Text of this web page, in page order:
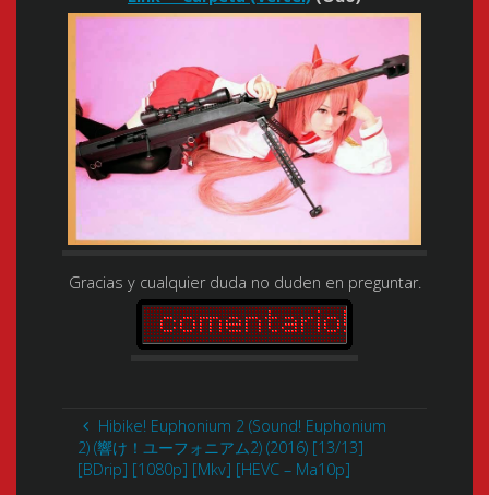
Gracias y cualquier duda no duden en preguntar.
Hibike! Euphonium 2 (Sound! Euphonium
2) (響け！ユーフォニアム2) (2016) [13/13]
[BDrip] [1080p] [Mkv] [HEVC – Ma10p]